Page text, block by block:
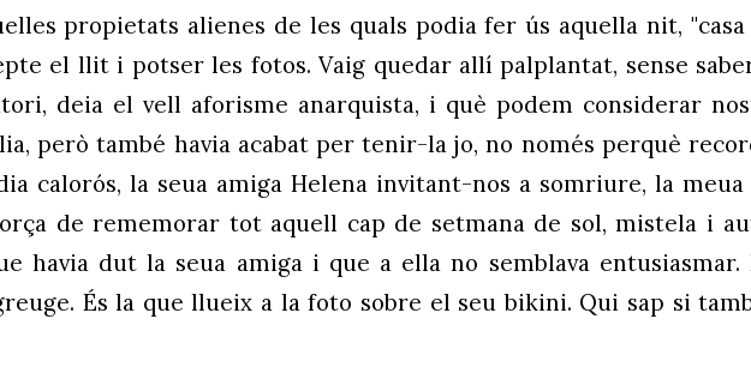
propietats alienes de les quals podia fer ús aquella nit, "casa
el llit i potser les fotos. Vaig quedar allí palplantat, sense
deia el vell aforisme anarquista, i què podem considerar
però també havia acabat per tenir-la jo, no només perquè
calorós, la seua amiga Helena invitant-nos a somriure, la
de rememorar tot aquell cap de setmana de sol, mistela i
havia dut la seua amiga i que a ella no semblava entusiasmar.
És la que llueix a la foto sobre el seu bikini. Qui sap si